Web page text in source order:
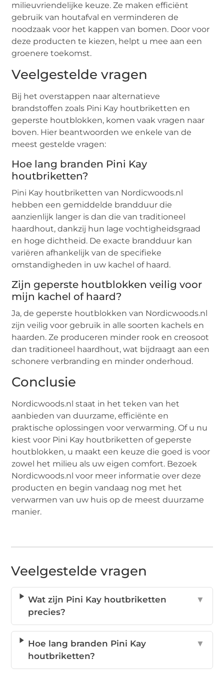
milieuvriendelijke keuze. Ze maken efficiënt
gebruik van houtafval en verminderen de
noodzaak voor het kappen van bomen. Door voor
deze producten te kiezen, helpt u mee aan een
groenere toekomst.
Veelgestelde vragen
Bij het overstappen naar alternatieve
brandstoffen zoals Pini Kay houtbriketten en
geperste houtblokken, komen vaak vragen naar
boven. Hier beantwoorden we enkele van de
meest gestelde vragen:
Hoe lang branden Pini Kay
houtbriketten?
Pini Kay houtbriketten van Nordicwoods.nl
hebben een gemiddelde brandduur die
aanzienlijk langer is dan die van traditioneel
haardhout, dankzij hun lage vochtigheidsgraad
en hoge dichtheid. De exacte brandduur kan
variëren afhankelijk van de specifieke
omstandigheden in uw kachel of haard.
Zijn geperste houtblokken veilig voor
mijn kachel of haard?
Ja, de geperste houtblokken van Nordicwoods.nl
zijn veilig voor gebruik in alle soorten kachels en
haarden. Ze produceren minder rook en creosoot
dan traditioneel haardhout, wat bijdraagt aan een
schonere verbranding en minder onderhoud.
Conclusie
Nordicwoods.nl staat in het teken van het
aanbieden van duurzame, efficiënte en
praktische oplossingen voor verwarming. Of u nu
kiest voor Pini Kay houtbriketten of geperste
houtblokken, u maakt een keuze die goed is voor
zowel het milieu als uw eigen comfort. Bezoek
Nordicwoods.nl voor meer informatie over deze
producten en begin vandaag nog met het
verwarmen van uw huis op de meest duurzame
manier.
Veelgestelde vragen
Wat zijn Pini Kay houtbriketten
precies?
▼
Hoe lang branden Pini Kay
houtbriketten?
▼